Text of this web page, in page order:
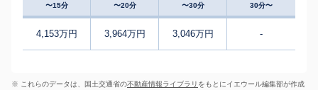
〜15分 〜20分 〜30分 30分〜
4,153万円 3,964万円 3,046万円 -
※ これらのデータは、国土交通省の不動産情報ライブラリ をもとにイエウール編集部が作成